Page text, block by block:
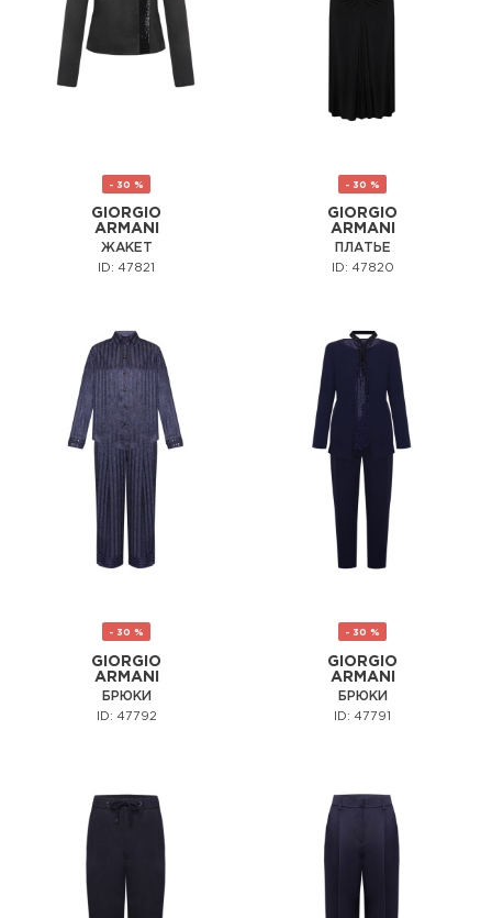
- 30 %
GIORGIO
ARMANI
ЖАКЕТ
ID: 47821
- 30 %
GIORGIO
ARMANI
ПЛАТЬЕ
ID: 47820
- 30 %
GIORGIO
ARMANI
БРЮКИ
ID: 47792
- 30 %
GIORGIO
ARMANI
БРЮКИ
ID: 47791